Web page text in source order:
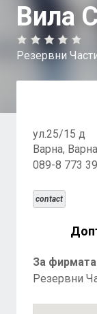
Вила
Резервни
ул.25/15 д
Варна, Варна
089-8 773
contact
За
Резервни